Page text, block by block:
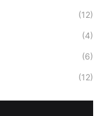
(12)
(4)
(6)
(12)